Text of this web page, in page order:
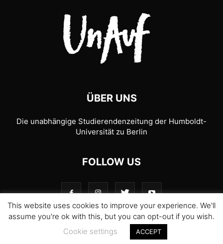
ÜBER UNS
Die unabhängige Studierendenzeitung der Humboldt-
Universität zu Berlin
FOLLOW US
© 1989-2026 UnAufgefordert
This website uses cookies to improve your experience. We'll
assume you're ok with this, but you can opt-out if you wish.
Cookie settings
ACCEPT